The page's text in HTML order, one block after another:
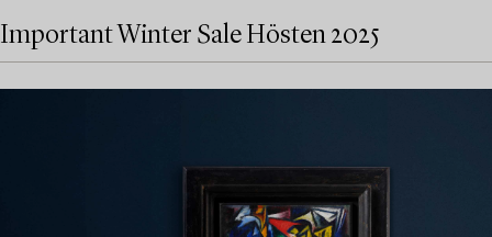
Important Winter Sale Hösten 2025